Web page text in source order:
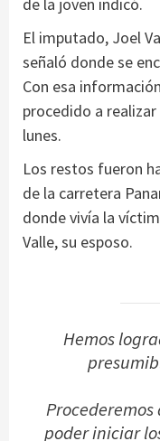
El imputado, Joel
señaló donde se
Con esa
procedido a
lunes.
Los restos fueron
de la carretera
donde vivía la
Valle, su esposo.
Hemos
poder iniciar